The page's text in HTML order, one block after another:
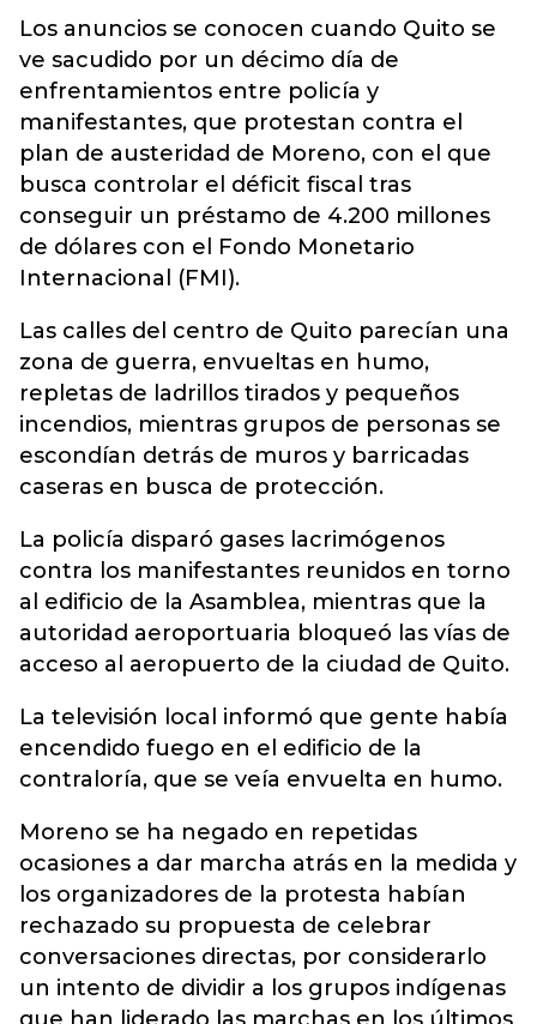
Los anuncios se conocen cuando Quito se
ve sacudido por un décimo día de
enfrentamientos entre policía y
manifestantes, que protestan contra el
plan de austeridad de Moreno, con el que
busca controlar el déficit fiscal tras
conseguir un préstamo de 4.200 millones
de dólares con el Fondo Monetario
Internacional (FMI).
Las calles del centro de Quito parecían una
zona de guerra, envueltas en humo,
repletas de ladrillos tirados y pequeños
incendios, mientras grupos de personas se
escondían detrás de muros y barricadas
caseras en busca de protección.
La policía disparó gases lacrimógenos
contra los manifestantes reunidos en torno
al edificio de la Asamblea, mientras que la
autoridad aeroportuaria bloqueó las vías de
acceso al aeropuerto de la ciudad de Quito.
La televisión local informó que gente había
encendido fuego en el edificio de la
contraloría, que se veía envuelta en humo.
Moreno se ha negado en repetidas
ocasiones a dar marcha atrás en la medida y
los organizadores de la protesta habían
rechazado su propuesta de celebrar
conversaciones directas, por considerarlo
un intento de dividir a los grupos indígenas